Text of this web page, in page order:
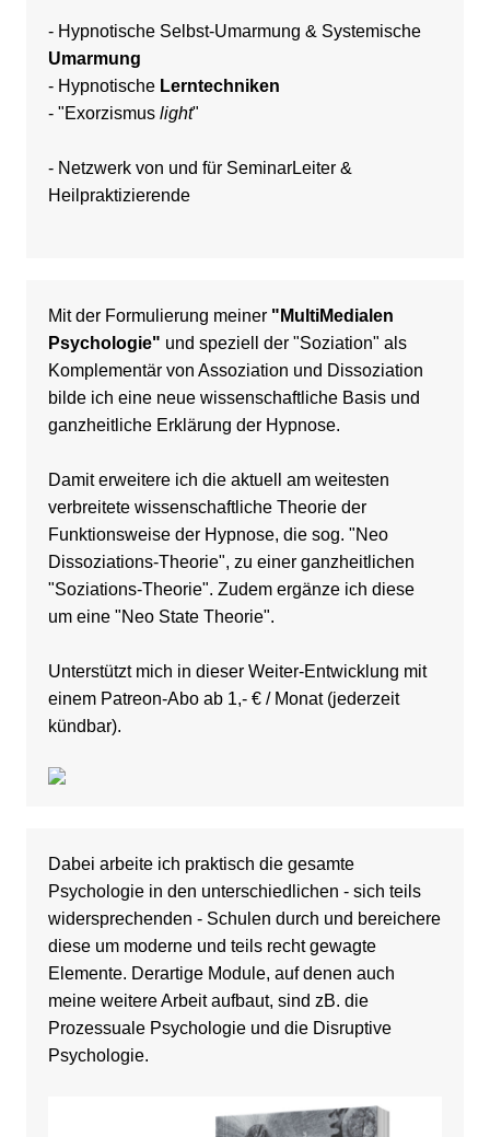
- Hypnotische Selbst-Umarmung & Systemische
Umarmung
- Hypnotische Lerntechniken
- "Exorzismus light"
- Netzwerk von und für SeminarLeiter&
Heilpraktizierende
Mit der Formulierung meiner "MultiMedialen
Psychologie" und speziell der "Soziation" als
Komplementär von Assoziation und Dissoziation
bilde ich eine neue wissenschaftliche Basis und
ganzheitliche Erklärung der Hypnose.
Damit erweitere ich die aktuell am weitesten
verbreitete wissenschaftliche Theorie der
Funktionsweise der Hypnose, die sog. "Neo
Dissoziations-Theorie", zu einer ganzheitlichen
"Soziations-Theorie". Zudem ergänze ich diese
um eine "Neo State Theorie".
Unterstützt mich in dieser Weiter-Entwicklung mit
einem Patreon-Abo ab 1,- € / Monat (jederzeit
kündbar).
Dabei arbeite ich praktisch die gesamte
Psychologie in den unterschiedlichen - sich teils
widersprechenden - Schulen durch und bereichere
diese um moderne und teils recht gewagte
Elemente. Derartige Module, auf denen auch
meine weitere Arbeit aufbaut, sind zB. die
Prozessuale Psychologie und die Disruptive
Psychologie.